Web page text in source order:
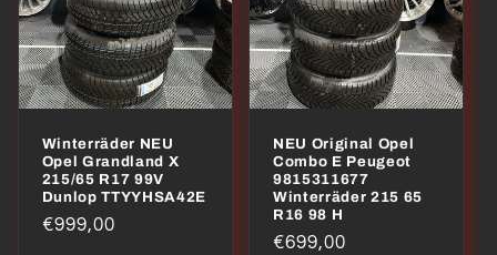
Winterräder NEU
Opel Grandland X
215/65 R17 99V
Dunlop TTYYHSA42E
Normaler
€999,00
NEU Original Opel
Combo E Peugeot
9815311677
Winterräder 215 65
R16 98 H
Normaler
€699,00